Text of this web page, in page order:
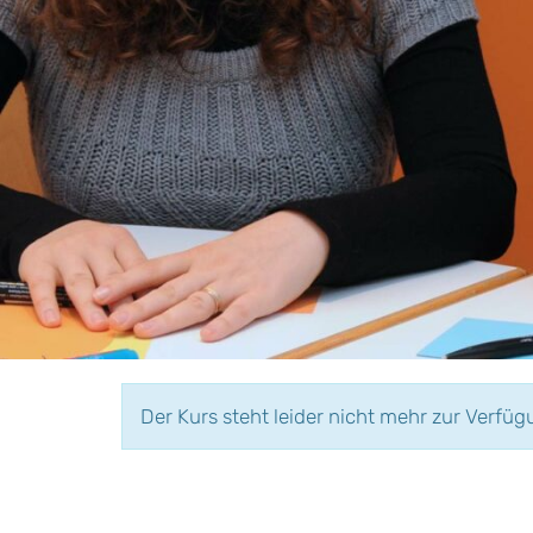
Der Kurs steht leider nicht mehr zur